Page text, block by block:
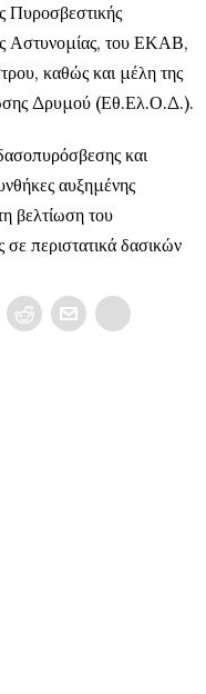
Πυροσβεστικής
Αστυνομίας, του ΕΚΑΒ,
καθώς και μέλη της
Δρυμού (Εθ.Ελ.Ο.Δ.).
και
αυξημένης
βελτίωση του
περιστατικά δασικών